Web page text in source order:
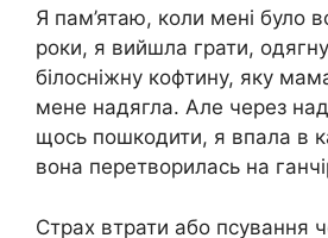
Я пам’ятаю, коли мені було
роки, я вийшла грати,
білосніжну кофтину, яку
мене надягла. Але через
щось пошкодити, я впала в
вона перетворилась на
Страх втрати або псування